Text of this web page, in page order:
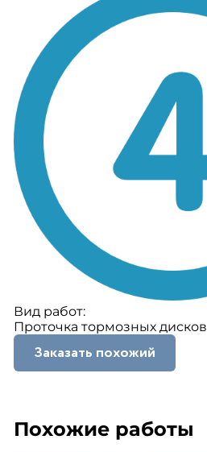
Вид работ:
Проточка тормозных дисков
Заказать похожий
Похожие работы